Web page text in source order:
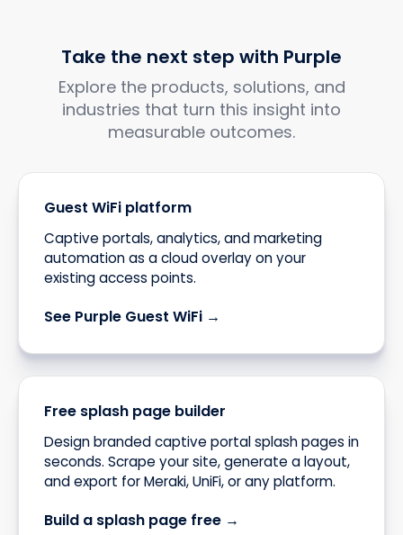
Take the next step with Purple
Explore the products, solutions, and
industries that turn this insight into
measurable outcomes.
Guest WiFi platform
Captive portals, analytics, and marketing
automation as a cloud overlay on your
existing access points.
See Purple Guest WiFi →
Free splash page builder
Design branded captive portal splash pages in
seconds. Scrape your site, generate a layout,
and export for Meraki, UniFi, or any platform.
Build a splash page free →